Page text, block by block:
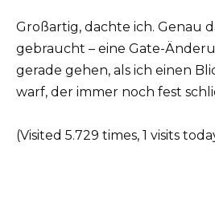
Großartig, dachte ich. Genau
gebraucht – eine Gate-
gerade gehen, als ich einen
warf, der immer noch fest
(Visited 5.729 times, 1 visits